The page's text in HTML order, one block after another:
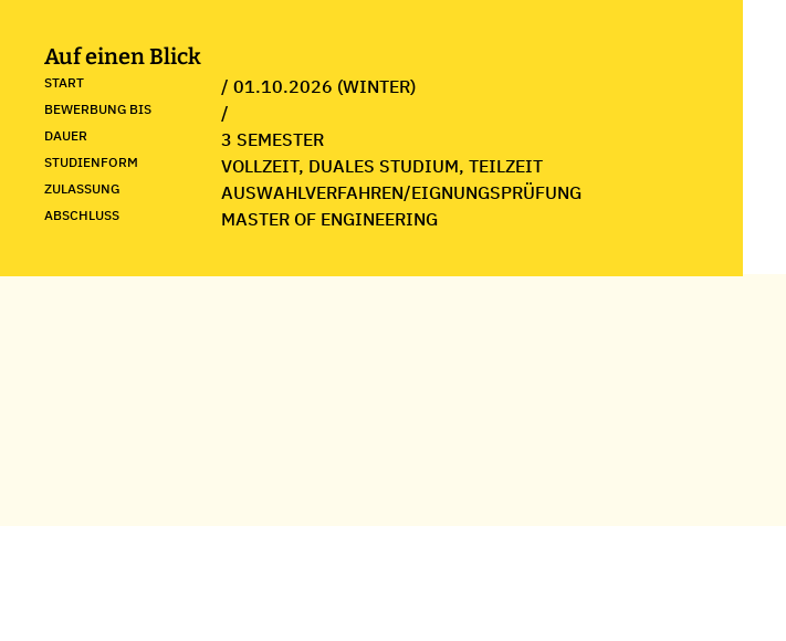
Auf einen Blick
START / 01.10.2026 (WINTER)
BEWERBUNG BIS /
DAUER 3 SEMESTER
STUDIENFORM VOLLZEIT, DUALES STUDIUM, TEILZEIT
ZULASSUNG AUSWAHLVERFAHREN/EIGNUNGSPRÜFUNG
ABSCHLUSS MASTER OF ENGINEERING